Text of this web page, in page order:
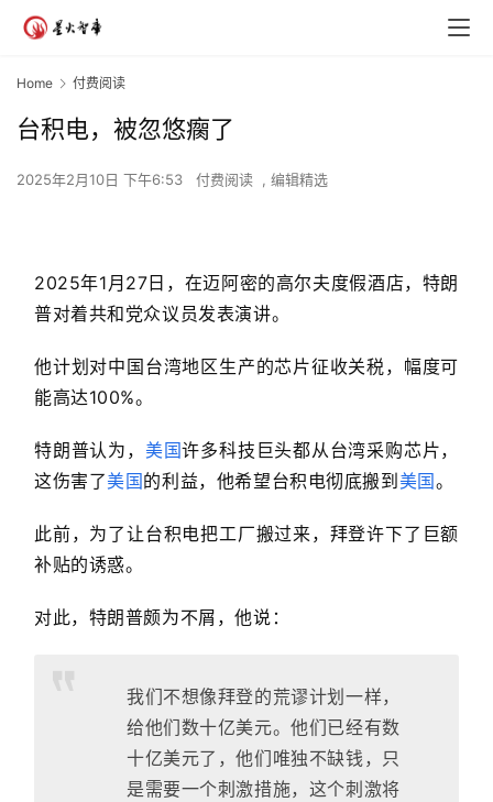
Home 付费阅读
台积电，被忽悠瘸了
2025年2月10日 下午6:53 付费阅读 , 编辑精选
2025年1月27日，在迈阿密的高尔夫度假酒店，特朗
普对着共和党众议员发表演讲。
他计划对中国台湾地区生产的芯片征收关税，幅度可
能高达100%。
特朗普认为， 美国许多科技巨头都从台湾采购芯片，
这伤害了美国的利益，他希望台积电彻底搬到 美国。
此前，为了让台积电把工厂搬过来，拜登许下了巨额
补贴的诱惑。
对此，特朗普颇为不屑，他说：
我们不想像拜登的荒谬计划一样，
给他们数十亿美元。他们已经有数
十亿美元了，他们唯独不缺钱，只
是需要一个刺激措施，这个刺激将